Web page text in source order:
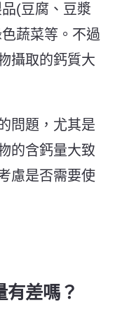
(豆腐、豆漿
蔬菜等。不過
攝取的鈣質大
問題，尤其是
的含鈣量大致
慮是否需要使
有差嗎？